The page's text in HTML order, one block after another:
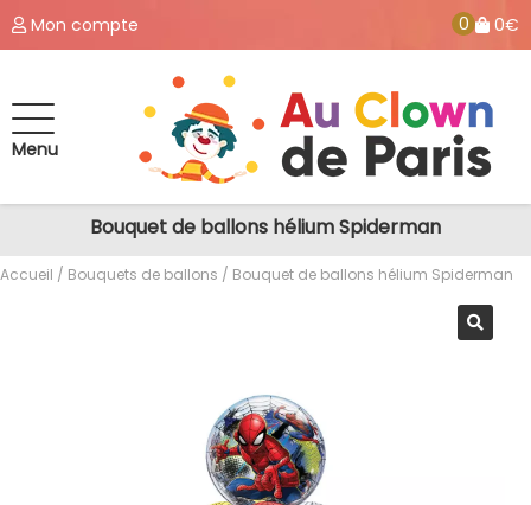
Mon compte 0 0€
Menu
Bouquet de ballons hélium Spiderman
Accueil / Bouquets de ballons / Bouquet de ballons hélium Spiderman